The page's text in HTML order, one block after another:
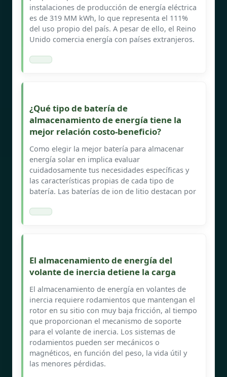
instalaciones de producción de energía eléctrica
es de 319 MM kWh, lo que representa el 111%
del uso propio del país. A pesar de ello, el Reino
Unido comercia energía con países extranjeros.
¿Qué tipo de batería de
almacenamiento de energía tiene la
mejor relación costo-beneficio?
Como elegir la mejor batería para almacenar
energía solar en implica evaluar
cuidadosamente tus necesidades específicas y
las características propias de cada tipo de
batería. Las baterías de ion de litio destacan por
El almacenamiento de energía del
volante de inercia detiene la carga
El almacenamiento de energía en volantes de
inercia requiere rodamientos que mantengan el
rotor en su sitio con muy baja fricción, al tiempo
que proporcionan el mecanismo de soporte
para el volante de inercia. Los sistemas de
rodamientos pueden ser mecánicos o
magnéticos, en función del peso, la vida útil y
las menores pérdidas.